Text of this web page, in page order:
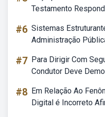
Testamento
#6 Sistemas
Administração
#7 Para Dirigir Com
Condutor Deve
#8 Em Relação Ao
Digital é Incorreto